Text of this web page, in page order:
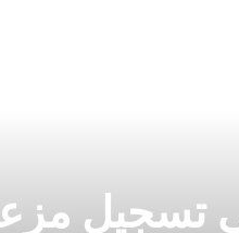
تسجيل